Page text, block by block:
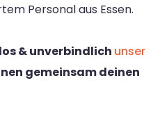
Personal aus Essen.
& unverbindlich unser
gemeinsam deinen